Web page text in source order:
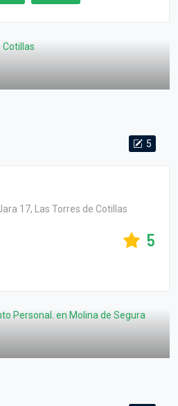
5
17, Las Torres de Cotillas
5